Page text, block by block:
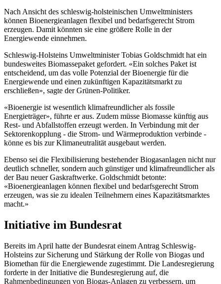
Nach Ansicht des schleswig-holsteinischen Umweltministers
können Bioenergieanlagen flexibel und bedarfsgerecht Strom
erzeugen. Damit könnten sie eine größere Rolle in der
Energiewende einnehmen.
Schleswig-Holsteins Umweltminister Tobias Goldschmidt hat ein
bundesweites Biomassepaket gefordert. «Ein solches Paket ist
entscheidend, um das volle Potenzial der Bioenergie für die
Energiewende und einen zukünftigen Kapazitätsmarkt zu
erschließen», sagte der Grünen-Politiker.
«Bioenergie ist wesentlich klimafreundlicher als fossile
Energieträger», führte er aus. Zudem müsse Biomasse künftig aus
Rest- und Abfallstoffen erzeugt werden. In Verbindung mit der
Sektorenkopplung - die Strom- und Wärmeproduktion verbinde -
könne es bis zur Klimaneutralität ausgebaut werden.
Ebenso sei die Flexibilisierung bestehender Biogasanlagen nicht nur
deutlich schneller, sondern auch günstiger und klimafreundlicher als
der Bau neuer Gaskraftwerke. Goldschmidt betonte:
«Bioenergieanlagen können flexibel und bedarfsgerecht Strom
erzeugen, was sie zu idealen Teilnehmern eines Kapazitätsmarktes
macht.»
Initiative im Bundesrat
Bereits im April hatte der Bundesrat einem Antrag Schleswig-
Holsteins zur Sicherung und Stärkung der Rolle von Biogas und
Biomethan für die Energiewende zugestimmt. Die Landesregierung
forderte in der Initiative die Bundesregierung auf, die
Rahmenbedingungen von Biogas-Anlagen zu verbessern, um